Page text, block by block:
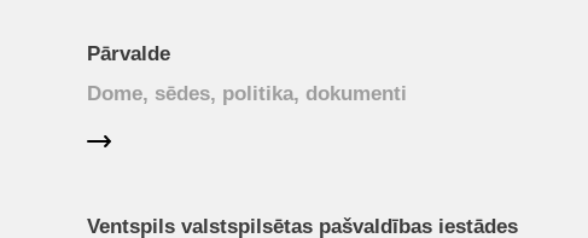
Pārvalde
Dome, sēdes, politika, dokumenti
Ventspils valstspilsētas pašvaldības iestādes